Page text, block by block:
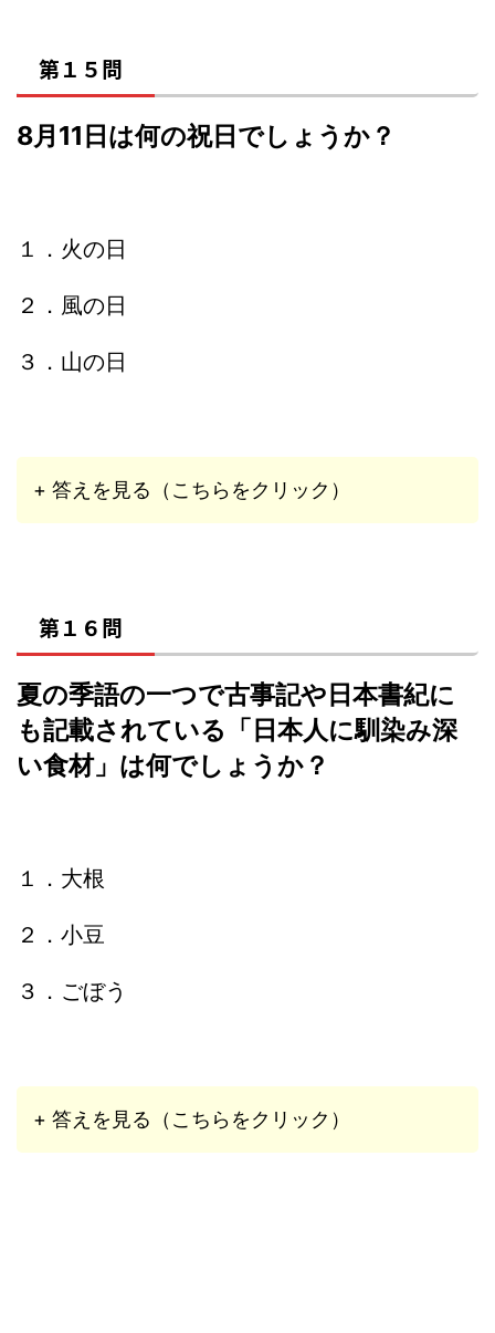
第１５問
8月11日は何の祝日でしょうか？
１．火の日
２．風の日
３．山の日
+ 答えを見る（こちらをクリック）
第１６問
夏の季語の一つで古事記や日本書紀に
も記載されている「日本人に馴染み深
い食材」は何でしょうか？
１．大根
２．小豆
３．ごぼう
+ 答えを見る（こちらをクリック）